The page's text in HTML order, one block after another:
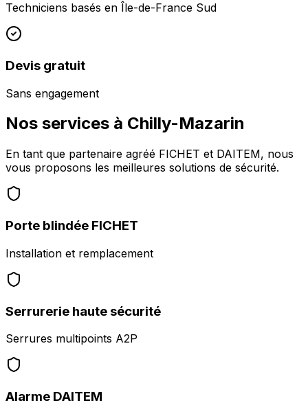
Techniciens basés en Île-de-France Sud
Devis gratuit
Sans engagement
Nos services à Chilly-Mazarin
En tant que partenaire agréé FICHET et DAITEM, nous
vous proposons les meilleures solutions de sécurité.
Porte blindée FICHET
Installation et remplacement
Serrurerie haute sécurité
Serrures multipoints A2P
Alarme DAITEM